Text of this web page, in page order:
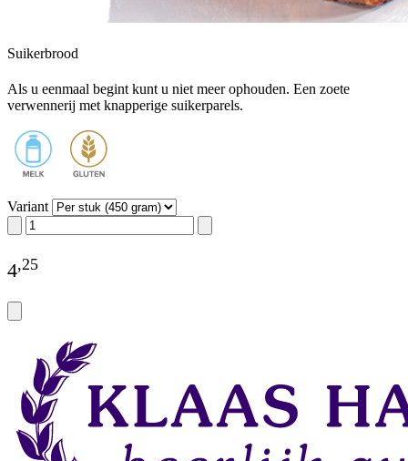
Suikerbrood
Als u eenmaal begint kunt u niet meer ophouden. Een zoete
verwennerij met knapperige suikerparels.
Variant
4,25